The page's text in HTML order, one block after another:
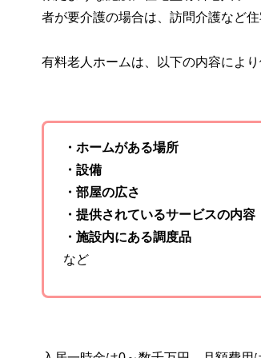
者が要介護の場合は、訪問介護など
有料老人ホームは、以下の内容によ
・ホームがある場所
・設備
・部屋の広さ
・提供されているサービスの内容
・施設内にある調度品
など